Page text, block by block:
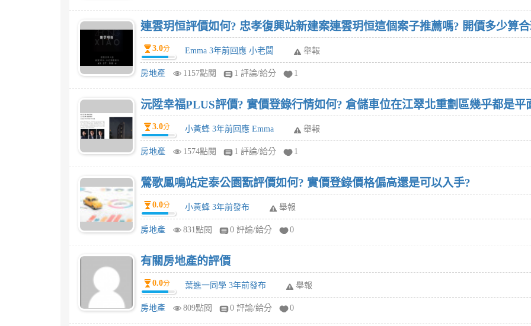
連雲玥恒評價如何? 忠孝復興站新建案連雲玥恒這個案子推薦嗎? 開價多少算
3.0分 Emma 3年前回應 小老闆 舉報
房地產 1157點閱 1 評論/給分 1
沅陞幸福PLUS評價? 實價登錄行情如何? 倉儲車位在江翠北重劃區幾乎都是
3.0分 小黃蜂 3年前回應 Emma 舉報
房地產 1574點閱 1 評論/給分 1
鶯歌鳳鳴站定泰公園翫評價如何? 實價登錄價格偏高還是可以入手?
0.0分 小黃蜂 3年前發布 舉報
房地產 831點閱 0 評論/給分 0
有關房地產的評價
0.0分 葉進一同學 3年前發布 舉報
房地產 809點閱 0 評論/給分 0